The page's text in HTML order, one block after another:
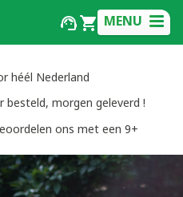
MENU
héél Nederland
besteld, morgen geleverd !
ons met een 9+